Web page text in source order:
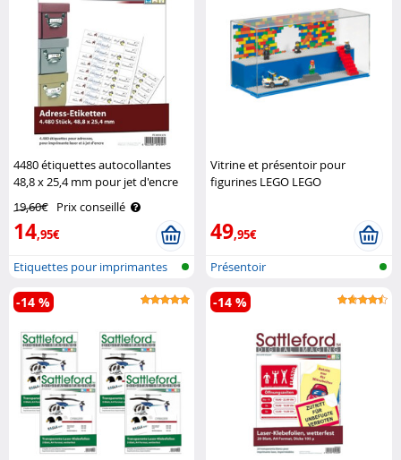
4480 étiquettes autocollantes
48,8 x 25,4 mm pour jet d'encre
19,60€ Prix conseillé
14,95€
Etiquettes pour imprimantes
Vitrine et présentoir pour
figurines LEGO LEGO
49,95€
Présentoir
-14 % -14 %